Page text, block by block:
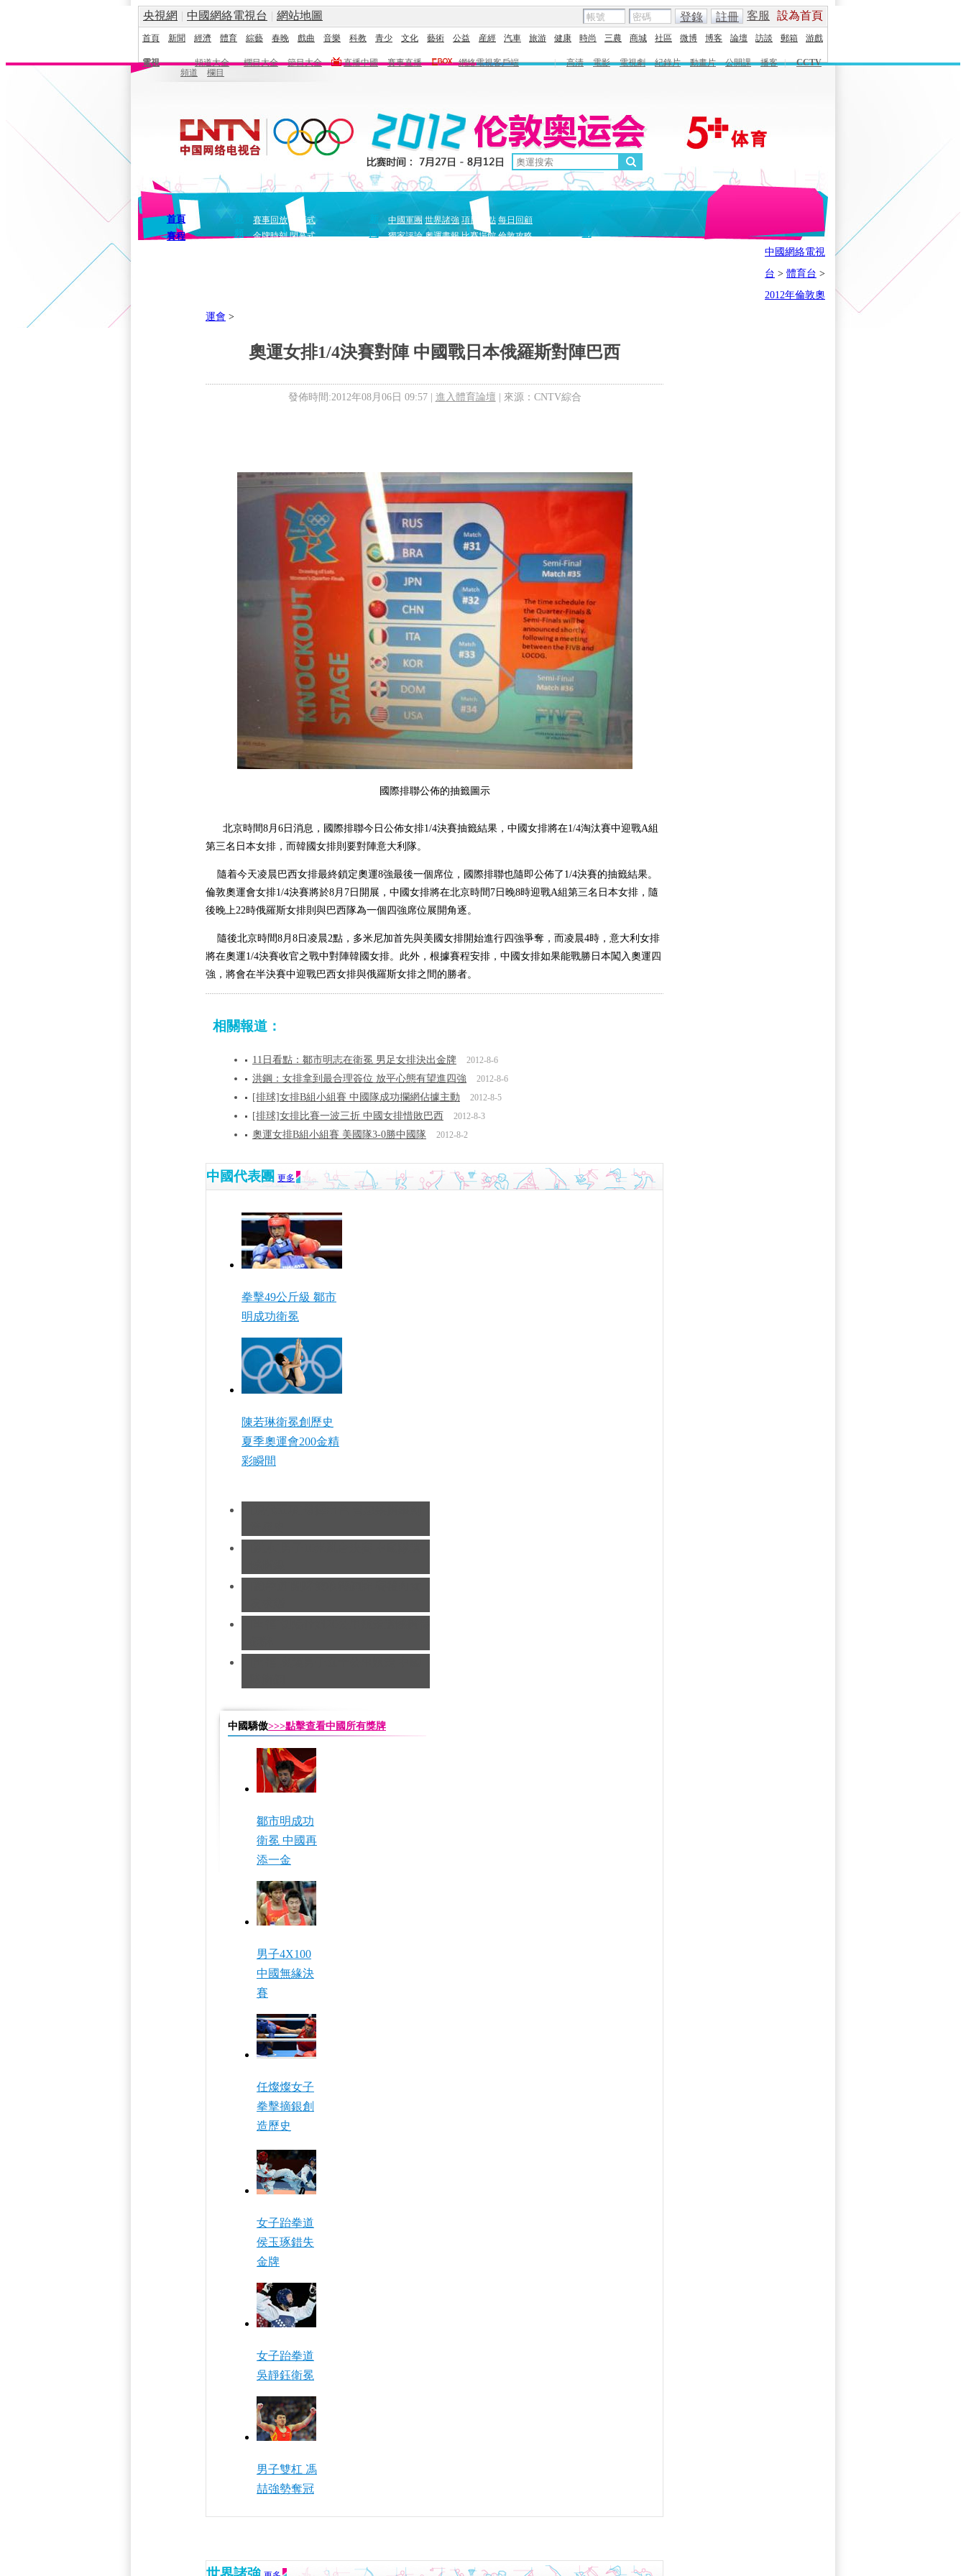
央視網 | 中國網絡電視台 | 網站地圖 客服 設為首頁
登錄 註冊
首頁 新聞 經濟 體育 綜藝 春晚 戲曲 音樂 科教 青少 文化 藝術 公益 産經 汽車 旅游 健康 時尚 三農 商城 社區 微博 博客 論壇 訪談 郵箱 游戲
電視 頻道大全 欄目大全 節目大全 直播中國 賽事直播 網絡電視客戶端 | 高清 電影 電視劇 紀錄片 動畫片 公開課 播客 |
CCTV
頻道
欄目
首頁
賽程
頻
賽事回放
開幕式
金牌時刻 閉幕式
中國軍團 世界諸強 項目盤點 每日回顧
獨家評論 奧運畫報 比賽場館 倫敦攻略
創
中國網絡電視
台 > 體育台 >
2012年倫敦奧
運會 >
奧運女排1/4決賽對陣 中國戰日本俄羅斯對陣巴西
發佈時間:2012年08月06日 09:57 | 進入體育論壇 | 來源：CNTV綜合
國際排聯公佈的抽籤圖示
北京時間8月6日消息，國際排聯今日公佈女排1/4決賽抽籤結果，中國女排將在1/4淘汰賽中迎戰A組
第三名日本女排，而韓國女排則要對陣意大利隊。
隨着今天凌晨巴西女排最終鎖定奧運8強最後一個席位，國際排聯也隨即公佈了1/4決賽的抽籤結果。
倫敦奧運會女排1/4決賽將於8月7日開展，中國女排將在北京時間7日晚8時迎戰A組第三名日本女排，隨
後晚上22時俄羅斯女排則與巴西隊為一個四強席位展開角逐。
隨後北京時間8月8日凌晨2點，多米尼加首先與美國女排開始進行四強爭奪，而凌晨4時，意大利女排
將在奧運1/4決賽收官之戰中對陣韓國女排。此外，根據賽程安排，中國女排如果能戰勝日本闖入奧運四
強，將會在半決賽中迎戰巴西女排與俄羅斯女排之間的勝者。
相關報道：
11日看點：鄒市明志在衛冕 男足女排決出金牌 2012-8-6
洪鋼：女排拿到最合理簽位 放平心態有望進四強 2012-8-6
[排球]女排B組小組賽 中國隊成功攔網佔據主動 2012-8-5
[排球]女排比賽一波三折 中國女排惜敗巴西 2012-8-3
奧運女排B組小組賽 美國隊3-0勝中國隊 2012-8-2
中國代表團 更多
拳擊49公斤級 鄒市
明成功衛冕
陳若琳衛冕創歷史
夏季奧運會200金精
彩瞬間
中國驕傲>>>點擊查看中國所有獎牌
鄒市明成功
衛冕 中國再
添一金
男子4X100
中國無緣決
賽
任燦燦女子
拳擊摘銀創
造歷史
女子跆拳道
侯玉琢錯失
金牌
女子跆拳道
吳靜鈺衛冕
男子雙杠 馮
喆強勢奪冠